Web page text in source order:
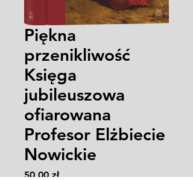
Piękna
przenikliwość
Księga
jubileuszowa
ofiarowana
Profesor Elżbiecie
Nowickie
50,00 złCena